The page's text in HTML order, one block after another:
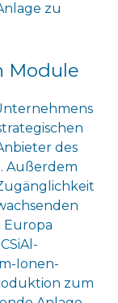
zu
Module
des
Außerdem
Ionen-
zum